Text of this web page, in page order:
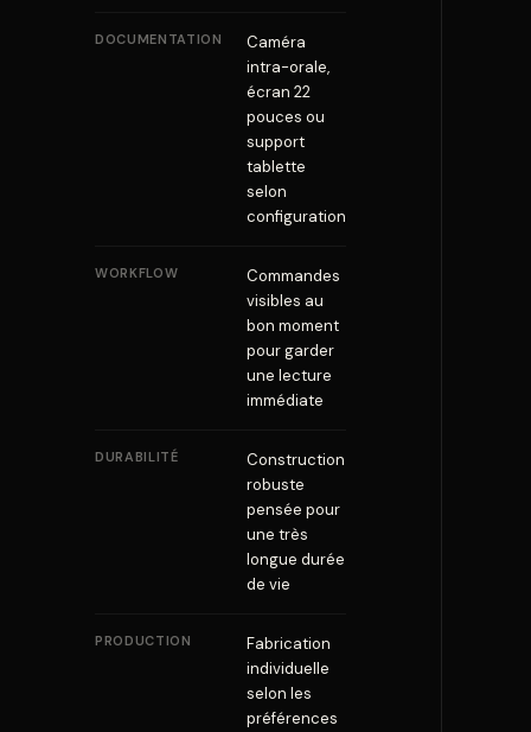
DOCUMENTATION
Caméra
intra-orale,
écran 22
pouces ou
support
tablette
selon
configuration
WORKFLOW
Commandes
visibles au
bon moment
pour garder
une lecture
immédiate
DURABILITÉ
Construction
robuste
pensée pour
une très
longue durée
de vie
PRODUCTION
Fabrication
individuelle
selon les
préférences